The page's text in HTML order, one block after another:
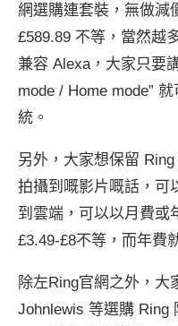
網選購連套裝，無做減
£589.89 不等，當然越
兼容 Alexa，大家只要
mode / Home mode”
統。
另外，大家想保留
拍攝到嘅影片嘅話，可
到雲端，可以以月費或
£3.49-£8不等，而年費
除左Ring官網之外，大
Johnlewis 等選購 Ring